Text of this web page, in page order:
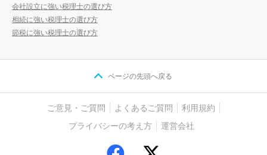
会社設立に強い税理士の選び方
相続に強い税理士の選び方
節税に強い税理士の選び方
ページの先頭へ戻る
ご意見・ご質問 よくあるご質問
利用規約
プライバシーの考え方
運営会社